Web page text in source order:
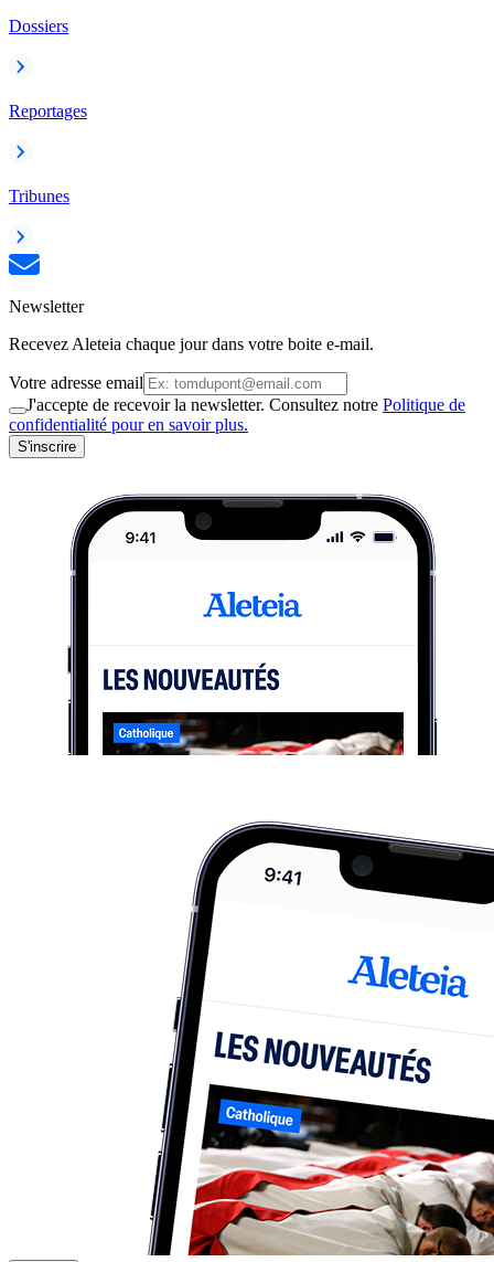
Dossiers
Reportages
Tribunes
Newsletter
Recevez Aleteia chaque jour dans votre boite e-mail.
Votre adresse email
J'accepte de recevoir la newsletter. Consultez notre Politique de
confidentialité pour en savoir plus.
S'inscrire